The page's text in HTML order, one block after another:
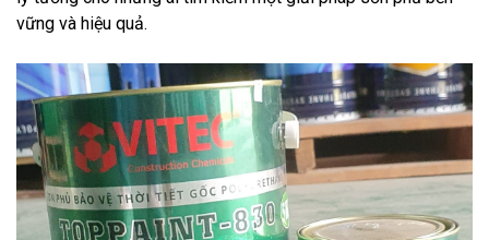
vững và hiệu quả.